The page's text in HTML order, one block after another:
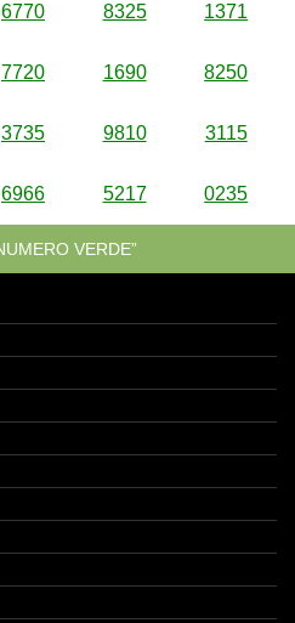
6770 8325 1371
7720 1690 8250
3735 9810 3115
6966 5217 0235
VERDE”